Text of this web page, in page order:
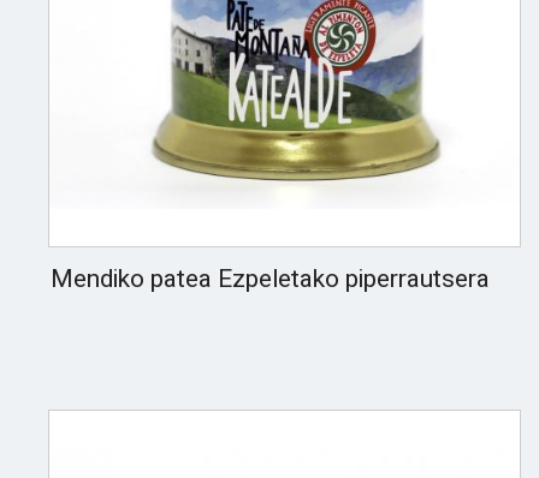
Mendiko patea Ezpeletako piperrautsera